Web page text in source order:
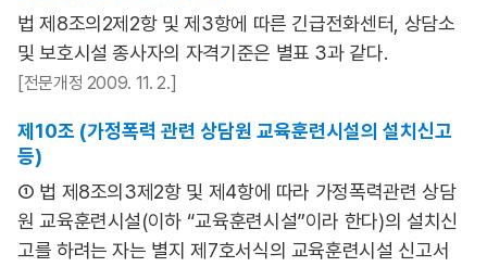
법 제8조의2제2항 및 제3항에 따른 긴급전화센터, 상담소
및 보호시설 종사자의 자격기준은 별표 3과 같다.
[전문개정 2009. 11. 2.]
제10조 (가정폭력 관련 상담원 교육훈련시설의 설치신고
등)
① 법 제8조의3제2항 및 제4항에 따라 가정폭력관련 상담
원 교육훈련시설(이하 “교육훈련시설”이라 한다)의 설치신
고를 하려는 자는 별지 제7호서식의 교육훈련시설 신고서